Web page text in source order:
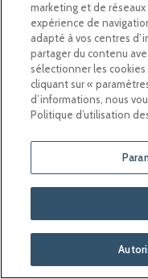
2025
marketing et de
expérience de
adapté à vos centres
partager du contenu
sélectionner les
cliquant sur «
d’informations, nous
Politique d’utilisation